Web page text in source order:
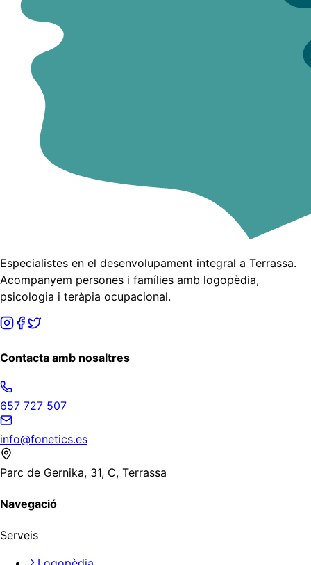
Especialistes en el desenvolupament integral a Terrassa.
Acompanyem persones i famílies amb logopèdia,
psicologia i teràpia ocupacional.
Contacta amb nosaltres
657 727 507
info@fonetics.es
Parc de Gernika, 31, C, Terrassa
Navegació
Serveis